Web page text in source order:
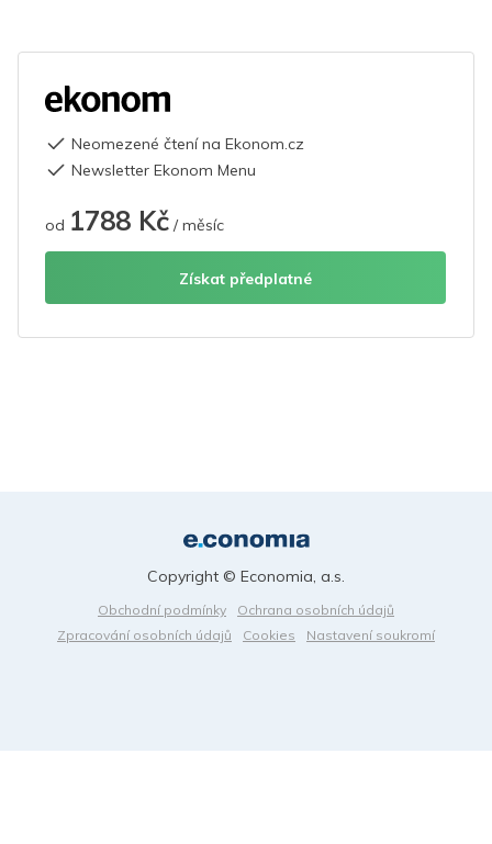
Neomezené čtení na Ekonom.cz
Newsletter Ekonom Menu
od 1788 Kč / měsíc
Získat předplatné
Obchodní podmínky
Ochrana osobních údajů
Zpracování osobních údajů
Cookies Nastavení soukromí
Copyright © Economia, a.s.